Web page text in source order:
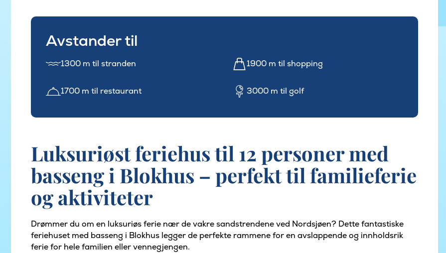
Avstander til
1300 m til stranden 1900 m til shopping
1700 m til restaurant 3000 m til golf
Luksuriøst feriehus til 12 personer med
basseng i Blokhus – perfekt til familieferie
og aktiviteter
Drømmer du om en luksuriøs ferie nær de vakre sandstrendene ved Nordsjøen? Dette fantastiske
feriehuset med basseng i Blokhus legger de perfekte rammene for en avslappende og innholdsrik
ferie for hele familien eller vennegjengen.